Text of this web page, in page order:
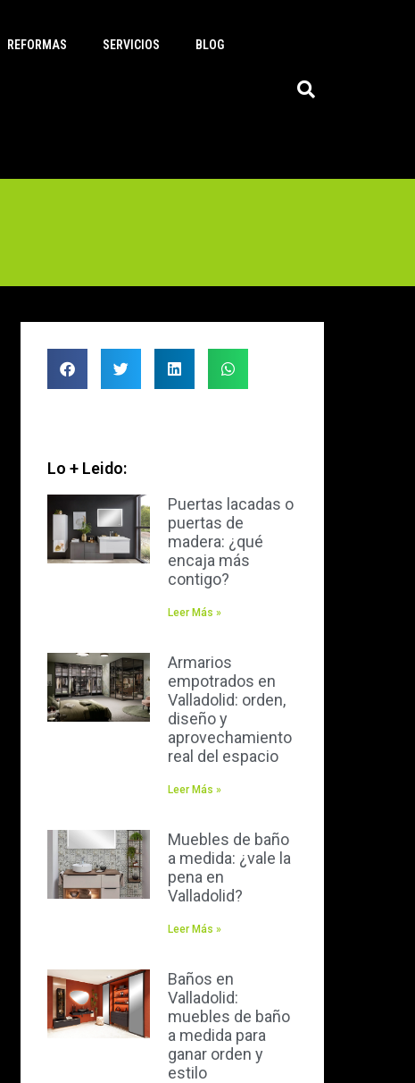
REFORMAS SERVICIOS BLOG
Lo + Leido:
Puertas lacadas o
puertas de
madera: ¿qué
encaja más
contigo?
Leer Más »
Armarios
empotrados en
Valladolid: orden,
diseño y
aprovechamiento
real del espacio
Leer Más »
Muebles de baño
a medida: ¿vale la
pena en
Valladolid?
Leer Más »
Baños en
Valladolid:
muebles de baño
a medida para
ganar orden y
estilo